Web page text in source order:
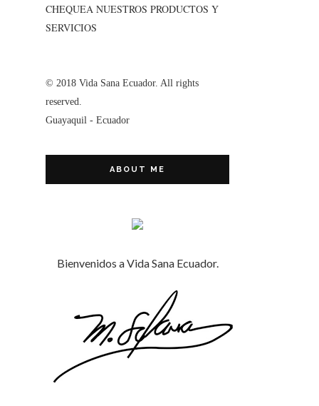
CHEQUEA NUESTROS PRODUCTOS Y
SERVICIOS
© 2018 Vida Sana Ecuador. All rights
reserved.
Guayaquil - Ecuador
ABOUT ME
Bienvenidos a Vida Sana Ecuador.